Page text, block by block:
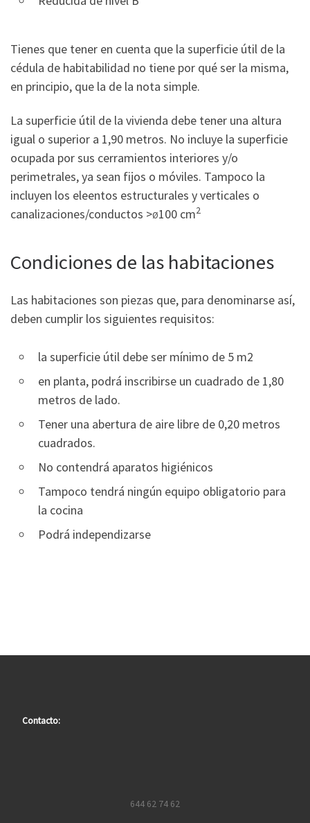
Tienes que tener en cuenta que la superficie útil de la
cédula de habitabilidad no tiene por qué ser la misma,
en principio, que la de la nota simple.
La superficie útil de la vivienda debe tener una altura
igual o superior a 1,90 metros. No incluye la superficie
ocupada por sus cerramientos interiores y/o
perimetrales, ya sean fijos o móviles. Tampoco la
incluyen los eleentos estructurales y verticales o
canalizaciones/conductos >Ø100 cm2
Condiciones de las habitaciones
Las habitaciones son piezas que, para denominarse así,
deben cumplir los siguientes requisitos:
la superficie útil debe ser mínimo de 5 m2
en planta, podrá inscribirse un cuadrado de 1,80
metros de lado.
Tener una abertura de aire libre de 0,20 metros
cuadrados.
No contendrá aparatos higiénicos
Tampoco tendrá ningún equipo obligatorio para
la cocina
Podrá independizarse
Contacto:
644 62 74 62